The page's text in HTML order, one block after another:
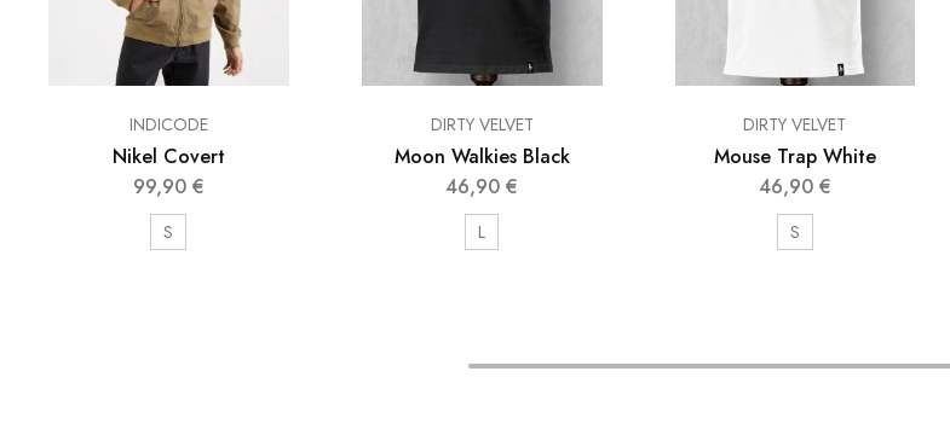
INDICODE
Nikel Covert
99,90 €
S
DIRTY VELVET
Moon Walkies Black
46,90€
L
DIRTY VELVET
Mouse Trap White
46,90 €
S